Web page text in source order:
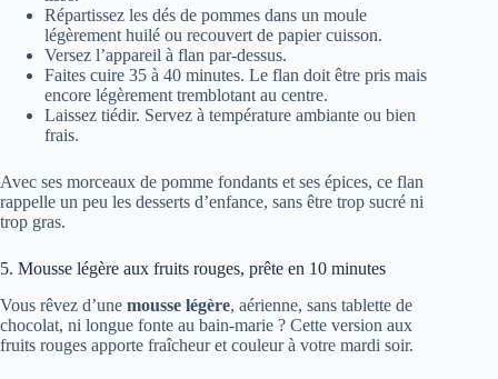
Répartissez les dés de pommes dans un moule
légèrement huilé ou recouvert de papier cuisson.
Versez l’appareil à flan par-dessus.
Faites cuire 35 à 40 minutes. Le flan doit être pris mais
encore légèrement tremblotant au centre.
Laissez tiédir. Servez à température ambiante ou bien
frais.
Avec ses morceaux de pomme fondants et ses épices, ce flan
rappelle un peu les desserts d’enfance, sans être trop sucré ni
trop gras.
5. Mousse légère aux fruits rouges, prête en 10 minutes
Vous rêvez d’une mousse légère, aérienne, sans tablette de
chocolat, ni longue fonte au bain-marie ? Cette version aux
fruits rouges apporte fraîcheur et couleur à votre mardi soir.